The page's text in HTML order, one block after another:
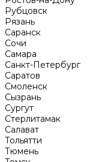
Рубцовск
Рязань
Саранск
Сочи
Самара
Санкт-Петербург
Саратов
Смоленск
Сызрань
Сургут
Стерлитамак
Салават
Тольятти
Тюмень